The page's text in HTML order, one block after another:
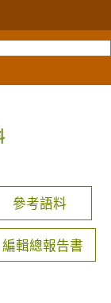
參考語料
編輯總報告書